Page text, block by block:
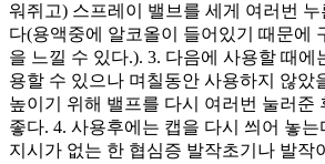
워쥐고) 스프레이 밸브를 세게 여러번
다(용액중에 알코올이 들어있기 때문에
을 느낄 수 있다.). 3. 다음에 사용할 때에
용할 수 있으나 며칠동안 사용하지 않았
높이기 위해 밸프를 다시 여러번 눌러준
좋다. 4. 사용후에는 캡을 다시 씌어 놓는
지시가 없는 한 협심증 발작초기나 발작